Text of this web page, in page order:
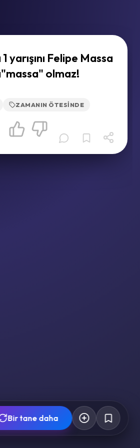
yarışını Felipe Massa
olmaz!
ZAMANIN ÖTESINDE
Bir tane daha